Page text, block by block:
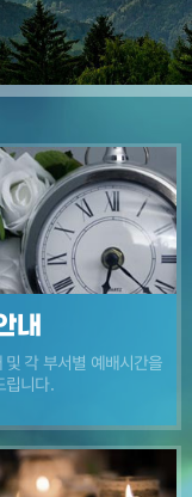
내
및 각 부서별 예배시간을
립니다.